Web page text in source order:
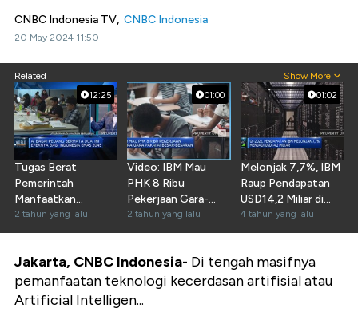
CNBC Indonesia TV, CNBC Indonesia
20 May 2024 11:50
Related Show More
12:25
Tugas Berat
Pemerintah
Manfaatkan
Teknologi AI
Menuju Indonesia
2 tahun yang lalu
01:00
Video: IBM Mau
PHK 8 Ribu
Pekerjaan Gara-
Gara Pakai AI Besar-
Besaran
2 tahun yang lalu
01:02
Melonjak 7,7%, IBM
Raup Pendapatan
USD14,2 Miliar di
Q1-2022
4 tahun yang lalu
Jakarta, CNBC Indonesia- Di tengah masifnya
pemanfaatan teknologi kecerdasan artifisial atau
Artificial Intelligen...